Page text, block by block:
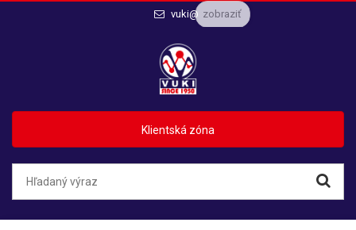
vuki@ zobraziť
Klientská zóna